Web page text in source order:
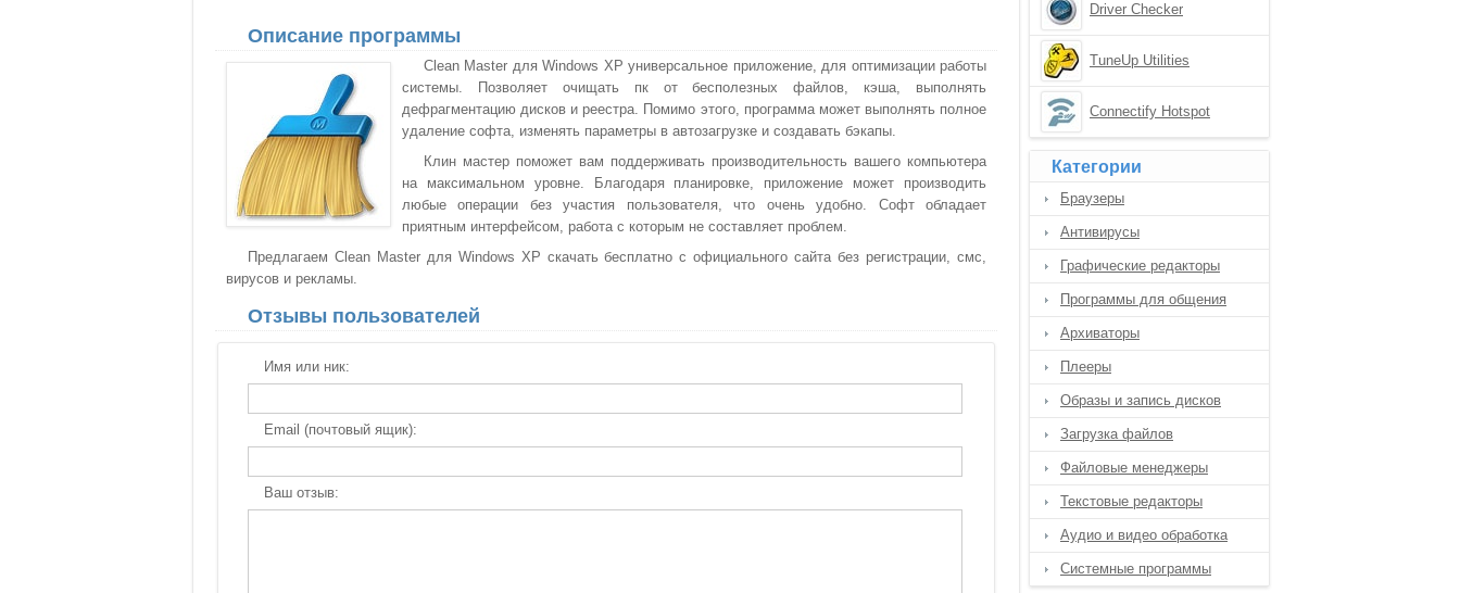
Описание программы
Clean Master для Windows XP универсальное приложение, для оптимизации работы
системы. Позволяет очищать пк от бесполезных файлов, кэша, выполнять
дефрагментацию дисков и реестра. Помимо этого, программа может выполнять полное
удаление софта, изменять параметры в автозагрузке и создавать бэкапы.
Клин мастер поможет вам поддерживать производительность вашего компьютера
на максимальном уровне. Благодаря планировке, приложение может производить
любые операции без участия пользователя, что очень удобно. Софт обладает
приятным интерфейсом, работа с которым не составляет проблем.
Предлагаем Clean Master для Windows XP скачать бесплатно с официального сайта без регистрации, смс,
вирусов и рекламы.
Отзывы пользователей
Имя или ник:
Email (почтовый ящик):
Ваш отзыв:
Driver Checker
TuneUp Utilities
Connectify Hotspot
Категории
Браузеры
Антивирусы
Графические редакторы
Программы для общения
Архиваторы
Плееры
Образы и запись дисков
Загрузка файлов
Файловые менеджеры
Текстовые редакторы
Аудио и видео обработка
Системные программы